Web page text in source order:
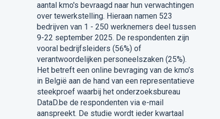
aantal kmo's bevraagd naar hun verwachtingen
over tewerkstelling. Hieraan namen 523
bedrijven van 1 - 250 werknemers deel tussen
9-22 september 2025. De respondenten zijn
vooral bedrijfsleiders (56%) of
verantwoordelijken personeelszaken (25%).
Het betreft een online bevraging van de kmo’s
in België aan de hand van een representatieve
steekproef waarbij het onderzoeksbureau
DataD.be de respondenten via e-mail
aanspreekt. De studie wordt ieder kwartaal